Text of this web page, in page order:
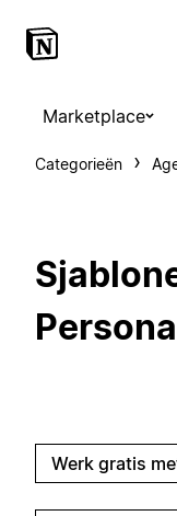
Marketplace
Categorieën
Werk gratis